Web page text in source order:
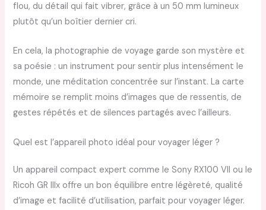
flou, du détail qui fait vibrer, grâce à un 50 mm lumineux
plutôt qu’un boîtier dernier cri.
En cela, la photographie de voyage garde son mystère et
sa poésie : un instrument pour sentir plus intensément le
monde, une méditation concentrée sur l’instant. La carte
mémoire se remplit moins d’images que de ressentis, de
gestes répétés et de silences partagés avec l’ailleurs.
Quel est l’appareil photo idéal pour voyager léger ?
Un appareil compact expert comme le Sony RX100 VII ou le
Ricoh GR IIIx offre un bon équilibre entre légèreté, qualité
d’image et facilité d’utilisation, parfait pour voyager léger.